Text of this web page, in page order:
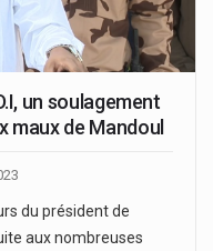
un soulagement
maux de Mandoul
du président de
aux nombreuses